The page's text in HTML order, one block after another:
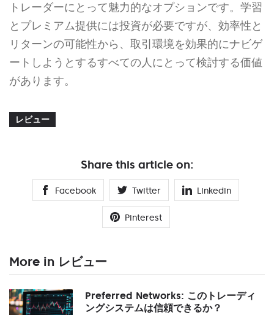
トレーダーにとって魅力的なオプションです。学習
とプレミアム提供には投資が必要ですが、効率性と
リターンの可能性から、取引環境を効果的にナビゲ
ートしようとするすべての人にとって検討する価値
があります。
レビュー
Share this article on:
Facebook Twitter Linkedin
Pinterest
More in レビュー
Preferred Networks: このトレーディ
ングシステムは信頼できるか？